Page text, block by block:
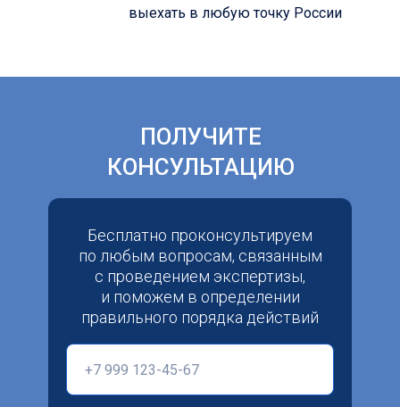
выехать в любую точку России
ПОЛУЧИТЕ
КОНСУЛЬТАЦИЮ
Бесплатно проконсультируем
по любым вопросам, связанным
с проведением экспертизы,
и поможем в определении
правильного порядка действий